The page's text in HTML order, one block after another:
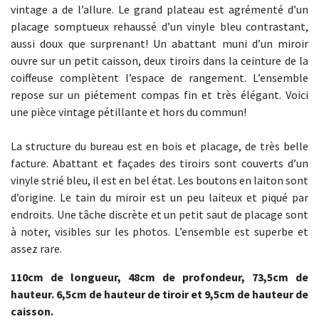
vintage a de l’allure. Le grand plateau est agrémenté d’un
placage somptueux rehaussé d’un vinyle bleu contrastant,
aussi doux que surprenant! Un abattant muni d’un miroir
ouvre sur un petit caisson, deux tiroirs dans la ceinture de la
coiffeuse complètent l’espace de rangement. L’ensemble
repose sur un piétement compas fin et très élégant. Voici
une pièce vintage pétillante et hors du commun!
La structure du bureau est en bois et placage, de très belle
facture. Abattant et façades des tiroirs sont couverts d’un
vinyle strié bleu, il est en bel état. Les boutons en laiton sont
d’origine. Le tain du miroir est un peu laiteux et piqué par
endroits. Une tâche discrète et un petit saut de placage sont
à noter, visibles sur les photos. L’ensemble est superbe et
assez rare.
110cm de longueur, 48cm de profondeur, 73,5cm de
hauteur. 6,5cm de hauteur de tiroir et 9,5cm de hauteur de
caisson.